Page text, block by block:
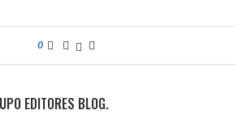
0
EDITORES BLOG.